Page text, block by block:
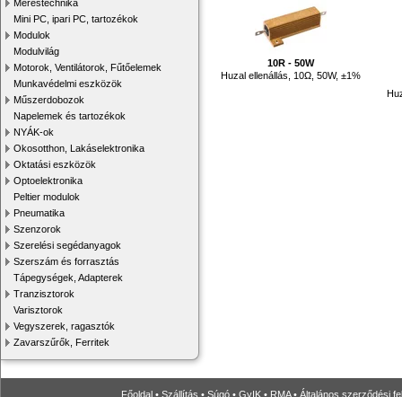
Méréstechnika
Mini PC, ipari PC, tartozékok
Modulok
Modulvilág
Motorok, Ventilátorok, Fűtőelemek
Munkavédelmi eszközök
Műszerdobozok
Napelemek és tartozékok
NYÁK-ok
Okosotthon, Lakáselektronika
Oktatási eszközök
Optoelektronika
Peltier modulok
Pneumatika
Szenzorok
Szerelési segédanyagok
Szerszám és forrasztás
Tápegységek, Adapterek
Tranzisztorok
Varisztorok
Vegyszerek, ragasztók
Zavarszűrők, Ferritek
10R - 50W
Huzal ellenállás, 10Ω, 50W, ±1%
Főoldal • Szállítás • Súgó • GyIK • RMA• Általános szerződési